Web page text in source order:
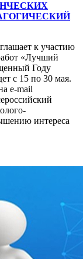
к участию
«Лучший
Году
с 15 по 30 мая.
e-mail
интереса